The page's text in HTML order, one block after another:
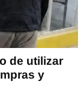
de utilizar
y